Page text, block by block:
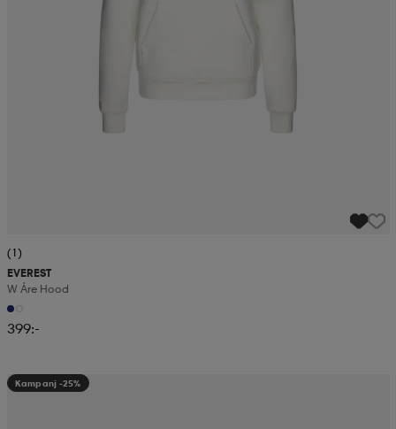
(1)
EVEREST
W Åre Hood
399:-
Kampanj -25%